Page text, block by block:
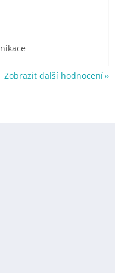
5 z 5 hvězdiček.
Zobrazit další hodnocení